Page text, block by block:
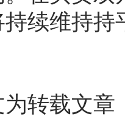
续维持
转载文